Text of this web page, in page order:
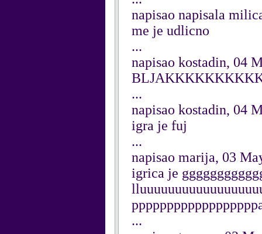
napisao napisala
me je udlicno
...
napisao kostadin, 04
...
napisao kostadin, 04
igra je fuj
...
napisao marija, 03
igrica je
...